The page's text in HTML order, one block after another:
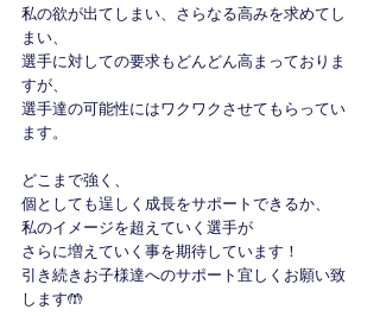
私の欲が出てしまい、さらなる高みを求めてし
まい、
選手に対しての要求もどんどん高まっておりま
すが、
選手達の可能性にはワクワクさせてもらってい
ます。
どこまで強く、
個としても逞しく成長をサポートできるか、
私のイメージを超えていく選手が
さらに増えていく事を期待しています！
引き続きお子様達へのサポート宜しくお願い致
します🤲